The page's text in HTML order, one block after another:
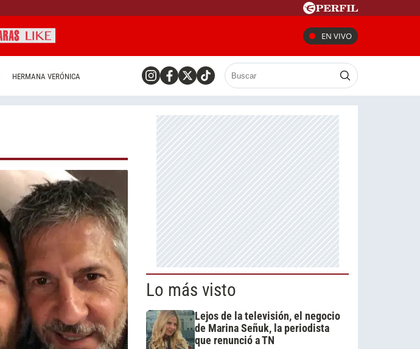
EN VIVO
HERMANA VERÓNICA
Lo más visto
Lejos de la televisión, el negocio
de Marina Señuk, la periodista
que renunció a TN